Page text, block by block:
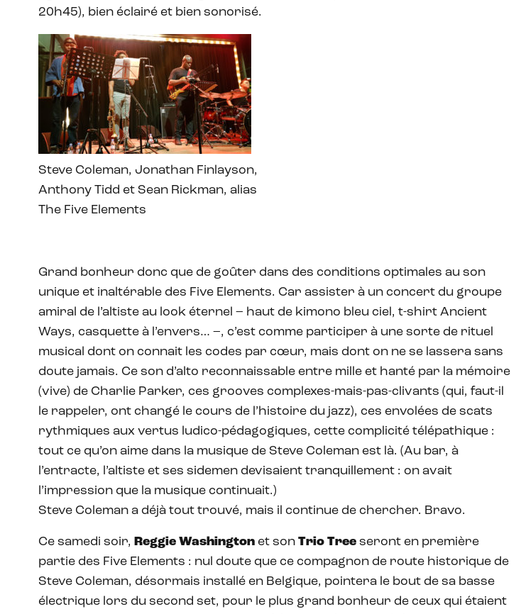
20h45), bien éclairé et bien sonorisé.
Steve Coleman, Jonathan Finlayson,
Anthony Tidd et Sean Rickman, alias
The Five Elements
Grand bonheur donc que de goûter dans des conditions optimales au son
unique et inaltérable des Five Elements. Car assister à un concert du groupe
amiral de l’altiste au look éternel – haut de kimono bleu ciel, t-shirt Ancient
Ways, casquette à l’envers… –, c’est comme participer à une sorte de rituel
musical dont on connait les codes par cœur, mais dont on ne se lassera sans
doute jamais. Ce son d’alto reconnaissable entre mille et hanté par la mémoire
(vive) de Charlie Parker, ces grooves complexes-mais-pas-clivants (qui, faut-il
le rappeler, ont changé le cours de l’histoire du jazz), ces envolées de scats
rythmiques aux vertus ludico-pédagogiques, cette complicité télépathique :
tout ce qu’on aime dans la musique de Steve Coleman est là. (Au bar, à
l’entracte, l’altiste et ses sidemen devisaient tranquillement : on avait
l’impression que la musique continuait.)
Steve Coleman a déjà tout trouvé, mais il continue de chercher. Bravo.
Ce samedi soir, Reggie Washington et son Trio Tree seront en première
partie des Five Elements : nul doute que ce compagnon de route historique de
Steve Coleman, désormais installé en Belgique, pointera le bout de sa basse
électrique lors du second set, pour le plus grand bonheur de ceux qui étaient